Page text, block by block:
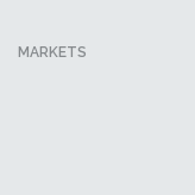
MARKETS